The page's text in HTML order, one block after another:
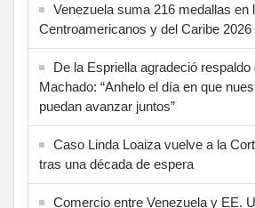
Venezuela suma 216 medallas en
Centroamericanos y del Caribe 2026
De la Espriella agradeció
Machado: “Anhelo el día en que
puedan avanzar juntos”
Caso Linda Loaiza vuelve a la
tras una década de espera
Comercio entre Venezuela y EE.